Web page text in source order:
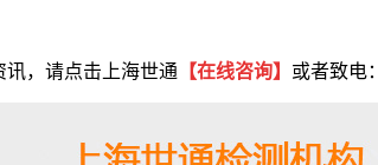
，请点击上海世通 【在线咨询】 或者致电：